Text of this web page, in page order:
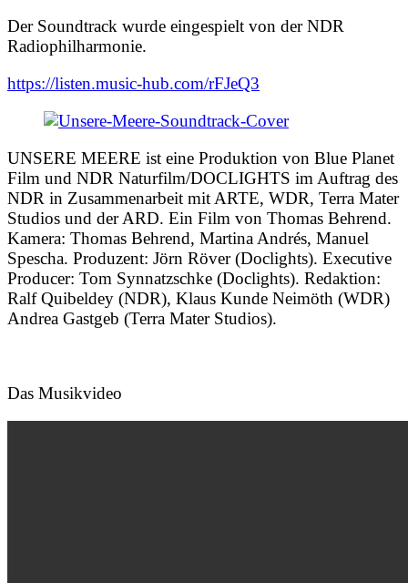
Der Soundtrack wurde eingespielt von der NDR
Radiophilharmonie.
https://listen.music-hub.com/rFJeQ3
UNSERE MEERE ist eine Produktion von Blue Planet
Film und NDR Naturfilm/DOCLIGHTS im Auftrag des
NDR in Zusammenarbeit mit ARTE, WDR, Terra Mater
Studios und der ARD. Ein Film von Thomas Behrend.
Kamera: Thomas Behrend, Martina Andrés, Manuel
Spescha. Produzent: Jörn Röver (Doclights). Executive
Producer: Tom Synnatzschke (Doclights). Redaktion:
Ralf Quibeldey (NDR), Klaus Kunde Neimöth (WDR)
Andrea Gastgeb (Terra Mater Studios).
Das Musikvideo